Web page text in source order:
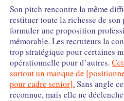
Son pitch rencontre la même
restituer toute la richesse de
formuler une proposition
mémorable. Les recruteurs la
trop stratégique pour certaines
opérationnelle pour d’autres.
surtout un manque de
pour cadre senior]. Sans angle
reconnue, mais elle ne